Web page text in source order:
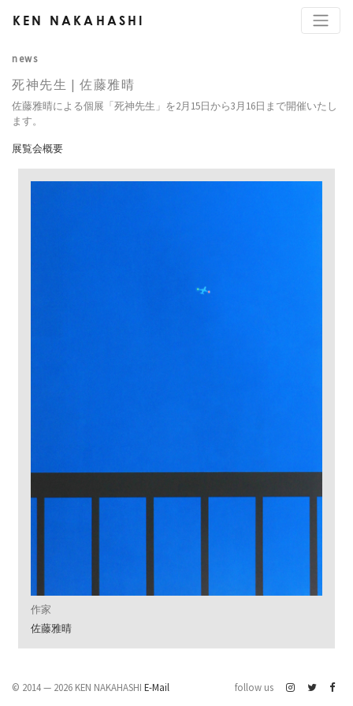
KEN NAKAHASHI
news
死神先生 | 佐藤雅晴
佐藤雅晴による個展「死神先生」を2月15日から3月16日まで開催いたし
ます。
展覧会概要
作家
佐藤雅晴
© 2014 — 2026 KEN NAKAHASHI E-Mail follow us